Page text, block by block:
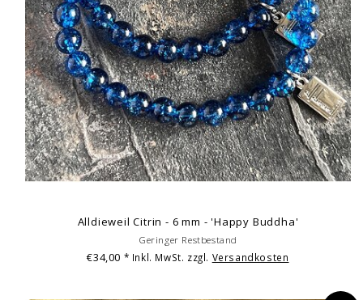
Alldieweil Citrin - 6 mm - 'Happy Buddha'
Geringer Restbestand
€34,00 * Inkl. MwSt. zzgl. Versandkosten